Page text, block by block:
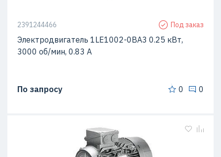
2391244466 Под заказ
Электродвигатель 1LE1002-0BA3 0.25 кВт,
3000 об/мин, 0.83 A
По запросу 0 0